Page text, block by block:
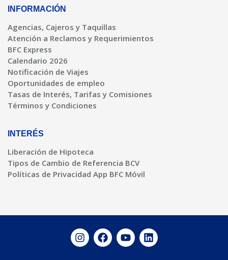
INFORMACIÓN
Agencias, Cajeros y Taquillas
Atención a Reclamos y Requerimientos
BFC Express
Calendario 2026
Notificación de Viajes
Oportunidades de empleo
Tasas de Interés, Tarifas y Comisiones
Términos y Condiciones
INTERÉS
Liberación de Hipoteca
Tipos de Cambio de Referencia BCV
Políticas de Privacidad App BFC Móvil